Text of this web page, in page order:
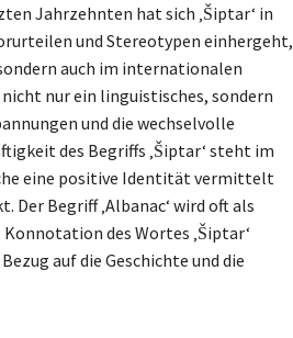
Jahrzehnten hat sich ‚Šiptar‘ in
und Stereotypen einhergeht,
auch im internationalen
nur ein linguistisches, sondern
und die wechselvolle
des Begriffs ‚Šiptar‘ steht im
eine positive Identität vermittelt
Der Begriff ‚Albanac‘ wird oft als
des Wortes ‚Šiptar‘
auf die Geschichte und die